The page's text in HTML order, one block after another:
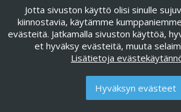
Ylös
Miten löydän omat viestini ja viestiketjuni?
Omat viestisi näet klikkaamalla “Katso omia
omissa asetuksissa tai klikkaamalla “Etsi
foorumin ylälaidassa. Etsiäksesi omia
tarkennettua hakua ja täytä sen hakuehdot
Jotta sivuston käyttö olisi sinulle
kiinnostavia, käytämme
evästeitä. Jatkamalla sivuston käyttöä,
et hyväksy evästeitä, muuta
Lisätietoja
Hyväksyn evästeet